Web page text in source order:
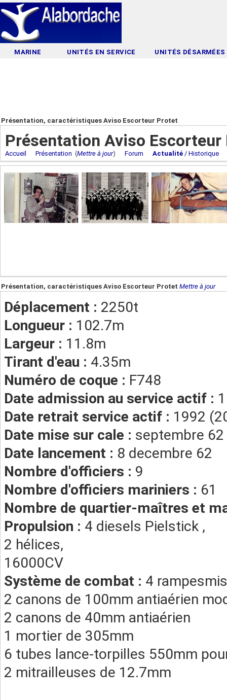
MARINE UNITÉS EN SERVICE UNITÉS DÉSARMÉES
Présentation, caractéristiques Aviso Escorteur Protet
Présentation Aviso Escorteur
Accueil Présentation (Mettre à jour) Forum Actualité / Historique
Présentation, caractéristiques Aviso Escorteur Protet Mettre à jour
Déplacement : 2250t
Longueur : 102.7m
Largeur : 11.8m
Tirant d'eau : 4.35m
Numéro de coque : F748
Date admission au service actif :
Date retrait service actif : 1992
Date mise sur cale : septembre 62
Date lancement : 8 decembre 62
Nombre d'officiers : 9
Nombre d'officiers mariniers : 61
Nombre de quartier-maîtres et
Propulsion : 4 diesels Pielstick ,
2 hélices,
16000CV
Système de combat : 4
2 canons de 100mm antiaérien
2 canons de 40mm antiaérien
1 mortier de 305mm
6 tubes lance-torpilles 550mm
2 mitrailleuses de 12.7mm